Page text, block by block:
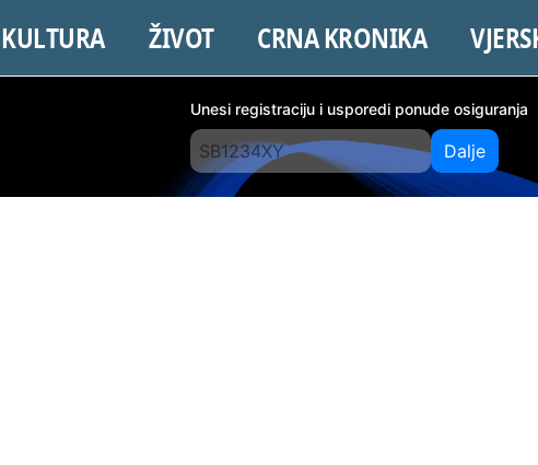
KULTURA ŽIVOT CRNA KRONIKA
Unesi registraciju i usporedi ponude osiguranja
Dalje